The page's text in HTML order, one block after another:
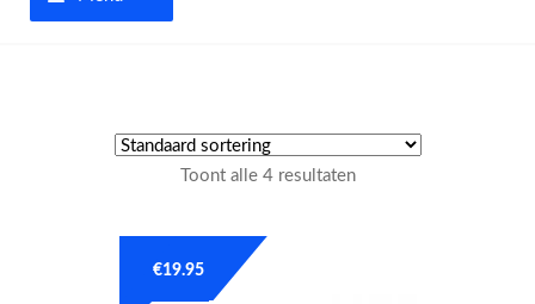
Tuning parts
Toont alle 4 resultaten
€19.95